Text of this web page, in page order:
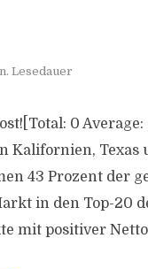
Lesedauer
0
Kalifornien, Texas
43 Prozent der
in den Top-20
mit positiver